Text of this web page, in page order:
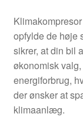
Min Konto
Om os
Privatlivspolitik
Vilkår og
opfylde de høje
sikrer, at din bil
økonomisk
energiforbrug,
der ønsker at
klimaanlæg.